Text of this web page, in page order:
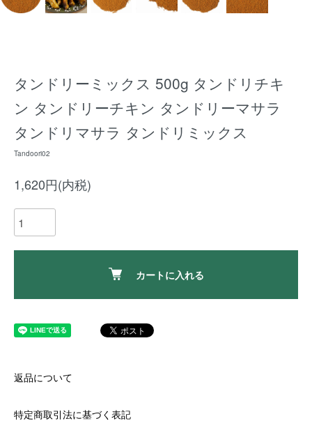
タンドリーミックス 500g タンドリチキ
ン タンドリーチキン タンドリーマサラ
タンドリマサラ タンドリミックス
Tandoori02
1,620円(内税)
カートに入れる
返品について
特定商取引法に基づく表記